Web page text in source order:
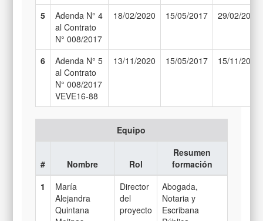
5
Adenda N° 4
al Contrato
N° 008/2017
18/02/2020 15/05/2017 29/02/2020
6
Adenda N° 5
al Contrato
N° 008/2017
VEVE16-88
13/11/2020 15/05/2017 15/11/2020
Equipo
# Nombre Rol
Resumen
formación
1
María
Alejandra
Quintana
Director
del
proyecto
Abogada,
Notaria y
Escribana